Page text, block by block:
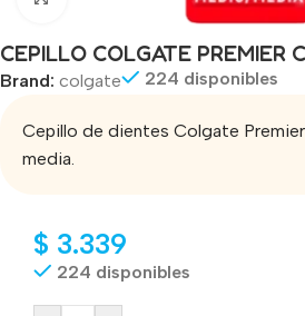
CEPILLO COLGATE PREMIER
Brand: colgate 224 disponibles
Cepillo de dientes Colgate
media.
$ 3.339
224 disponibles